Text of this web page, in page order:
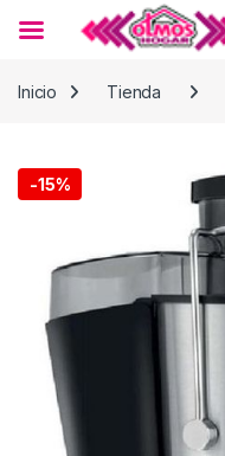
Inicio
Tienda
-15%